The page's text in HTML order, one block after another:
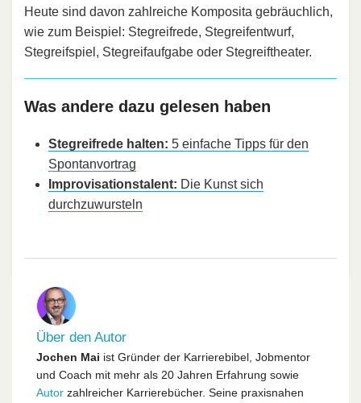
Heute sind davon zahlreiche Komposita gebräuchlich,
wie zum Beispiel: Stegreifrede, Stegreifentwurf,
Stegreifspiel, Stegreifaufgabe oder Stegreiftheater.
Was andere dazu gelesen haben
Stegreifrede halten: 5 einfache Tipps für den
Spontanvortrag
Improvisationstalent: Die Kunst sich
durchzuwursteln
Über den Autor
Jochen Mai ist Gründer der Karrierebibel, Jobmentor
und Coach mit mehr als 20 Jahren Erfahrung sowie
Autor zahlreicher Karrierebücher. Seine praxisnahen